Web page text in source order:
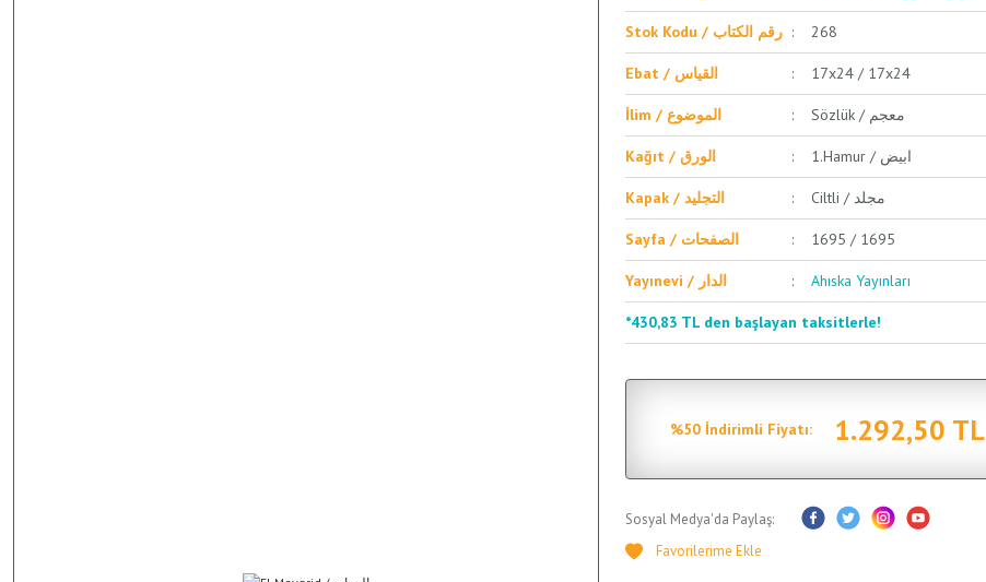
Stok Kodu / رقم الكتاب 268
Ebat / القياس 17x24 / 17x24
İlim / الموضوع Sözlük / معجم
Kağıt / الورق 1.Hamur / ابيض
Kapak / التجليد Ciltli / مجلد
Sayfa / الصفحات 1695 / 1695
Yayınevi / الدار Ahıska Yayınları
*430,83 TL den başlayan taksitlerle!
%50 İndirimli Fiyatı: 1.292,50 TL
Sosyal Medya'da Paylaş: